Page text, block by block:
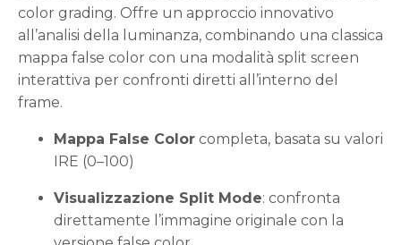
color grading. Offre un approccio innovativo
all’analisi della luminanza, combinando una classica
mappa false color con una modalità split screen
interattiva per confronti diretti all’interno del
frame.
Mappa False Color completa, basata su valori
IRE (0–100)
Visualizzazione Split Mode: confronta
direttamente l’immagine originale con la